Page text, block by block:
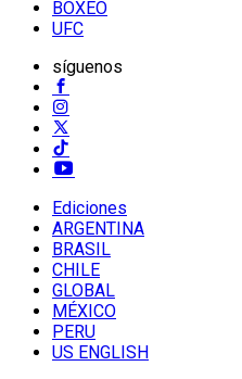
BOXEO
UFC
síguenos
Ediciones
ARGENTINA
BRASIL
CHILE
GLOBAL
MÉXICO
PERU
US ENGLISH